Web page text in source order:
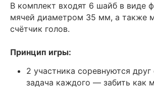
В комплект входят 6 шайб в виде
мячей диаметром 35 мм, а также
счётчик голов.
Принцип игры:
2 участника соревнуются друг
задача каждого — забить как